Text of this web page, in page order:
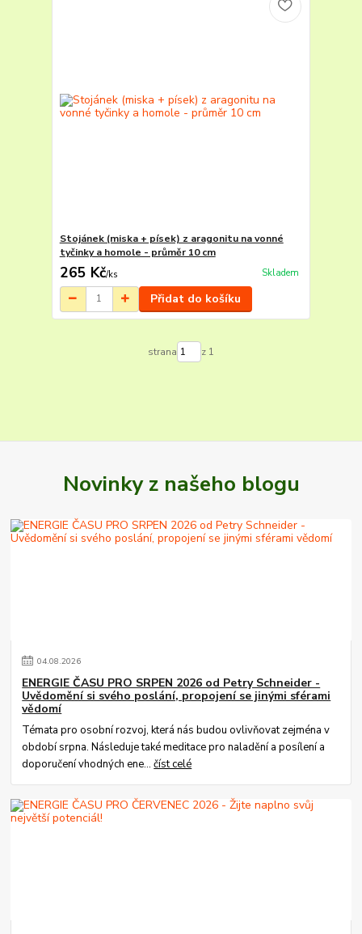
Stojánek (miska + písek) z aragonitu na vonné
tyčinky a homole - průměr 10 cm
265 Kč/ks Skladem
Přidat do košíku
strana z 1
Novinky z našeho blogu
04.08.2026
ENERGIE ČASU PRO SRPEN 2026 od Petry Schneider -
Uvědomění si svého poslání, propojení se jinými sférami
vědomí
Témata pro osobní rozvoj, která nás budou ovlivňovat zejména v
období srpna. Následuje také meditace pro naladění a posílení a
doporučení vhodných ene...číst celé